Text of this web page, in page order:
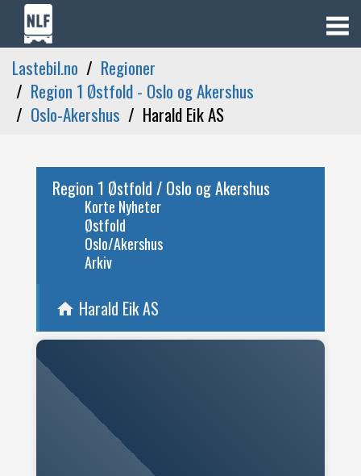
Lastebil.no
Regioner
Region 1 Østfold - Oslo og Akershus
Oslo-Akershus
Harald Eik AS
Region 1 Østfold / Oslo og Akershus
Korte Nyheter
Østfold
Oslo/Akershus
Arkiv
home Harald Eik AS